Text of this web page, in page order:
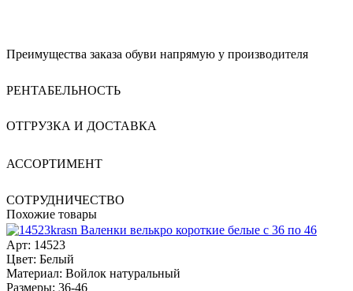
Преимущества заказа обуви напрямую у производителя
РЕНТАБЕЛЬНОСТЬ
ОТГРУЗКА И ДОСТАВКА
АССОРТИМЕНТ
СОТРУДНИЧЕСТВО
Похожие товары
Валенки велькро короткие белые с 36 по 46
Арт: 14523
Цвет: Белый
Материал: Войлок натуральный
Размеры: 36-46